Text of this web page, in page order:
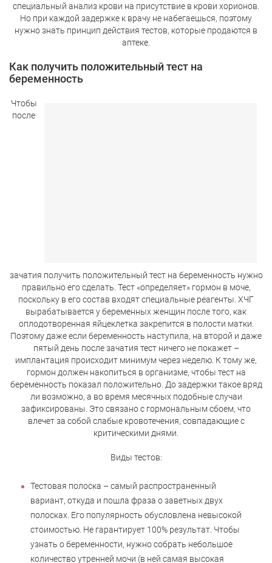
специальный анализ крови на присутствие в крови хорионов.
Но при каждой задержке к врачу не набегаешься, поэтому
нужно знать принцип действия тестов, которые продаются в
аптеке.
Как получить положительный тест на
беременность
Чтобы
после
зачатия получить положительный тест на беременность нужно
правильно его сделать. Тест «определяет» гормон в моче,
поскольку в его состав входят специальные реагенты. ХЧГ
вырабатывается у беременных женщин после того, как
оплодотворенная яйцеклетка закрепится в полости матки.
Поэтому даже если беременность наступила, на второй и даже
пятый день после зачатия тест ничего не покажет –
имплантация происходит минимум через неделю. К тому же,
гормон должен накопиться в организме, чтобы тест на
беременность показал положительно. До задержки такое вряд
ли возможно, а во время месячных подобные случаи
зафиксированы. Это связано c гормональным сбоем, что
влечет за собой слабые кровотечения, совпадающие с
критическими днями.
Виды тестов:
Тестовая полоска – самый распространенный
вариант, откуда и пошла фраза о заветных двух
полосках. Его популярность обусловлена невысокой
стоимостью. Не гарантирует 100% результат. Чтобы
узнать о беременности, нужно собрать небольшое
количество утренней мочи (в ней самая высокая